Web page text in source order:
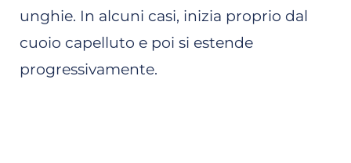
unghie. In alcuni casi, inizia proprio dal
cuoio capelluto e poi si estende
progressivamente.